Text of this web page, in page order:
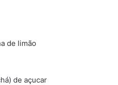
de limão
de açucar